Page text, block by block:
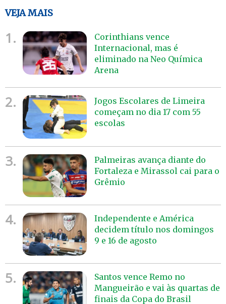
VEJA MAIS
1.
Corinthians vence
Internacional, mas é
eliminado na Neo Química
Arena
2.
Jogos Escolares de Limeira
começam no dia 17 com 55
escolas
3.
Palmeiras avança diante do
Fortaleza e Mirassol cai para o
Grêmio
4.
Independente e América
decidem título nos domingos
9 e 16 de agosto
5.
Santos vence Remo no
Mangueirão e vai às quartas de
finais da Copa do Brasil